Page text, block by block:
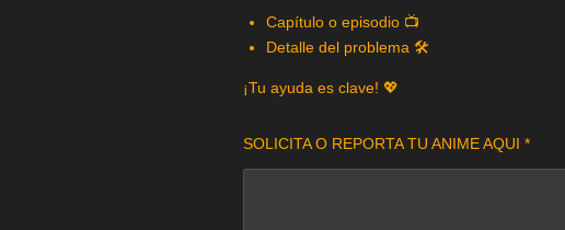
Capítulo o episodio 📺
Detalle del problema 🛠️
¡Tu ayuda es clave! 💖
SOLICITA O REPORTA TU ANIME AQUI *